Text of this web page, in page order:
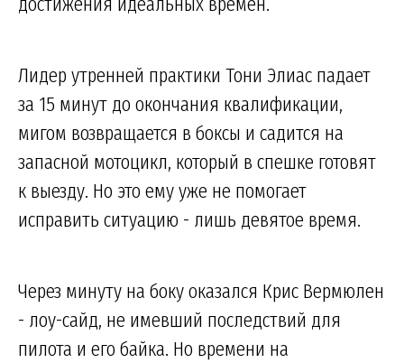
Лидер утренней практики Тони Элиас падает
за 15 минут до окончания квалификации,
мигом возвращается в боксы и садится на
запасной мотоцикл, который в спешке готовят
к выезду. Но это ему уже не помогает
исправить ситуацию - лишь девятое время.
Через минуту на боку оказался Крис Вермюлен
- лоу-сайд, не имевший последствий для
пилота и его байка. Но времени на